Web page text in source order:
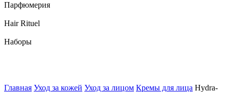
Парфюмерия
Hair Rituel
Наборы
Главная Уход за кожей Уход за лицом Кремы для лица Hydra-